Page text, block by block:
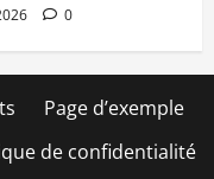
0
Page d’exemple
de confidentialité